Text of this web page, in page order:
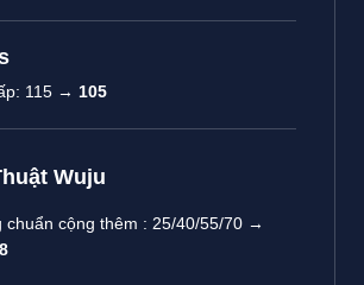
115 → 105
Wuju
chuẩn cộng thêm : 25/40/55/70 →